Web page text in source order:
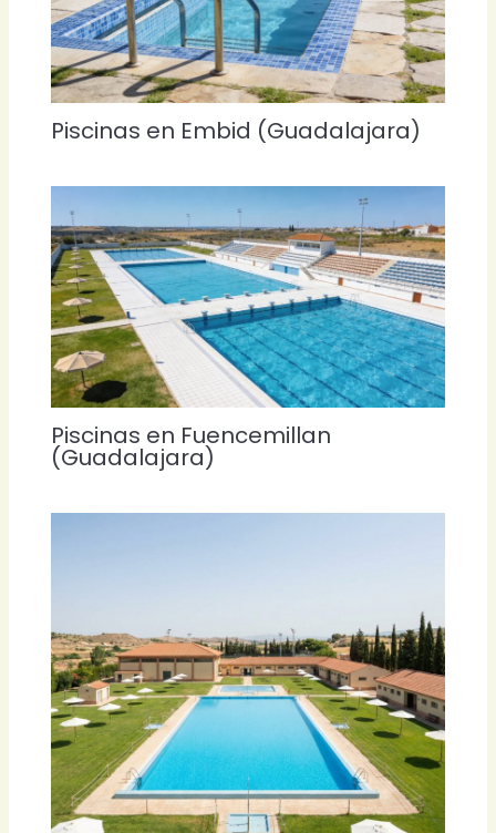
Piscinas en Embid (Guadalajara)
Piscinas en Fuencemillan
(Guadalajara)